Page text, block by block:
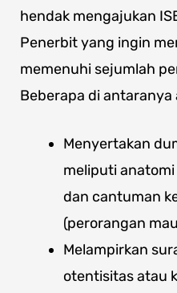
hendak mengajukan
Penerbit yang ingin
memenuhi sejumlah
Beberapa di antaranya
Menyertakan
meliputi
dan cantuman
(perorangan
Melampirkan
otentisitas atau